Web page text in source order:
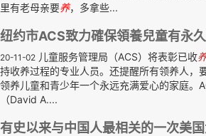
里有老母亲要养，多拿些...
纽约市ACS致力確保領養兒童有永
20-11-02 儿童服务管理局（ACS）将表彰已收
持收养过程的专业人员。还提醒所有领养人，
领养儿童和青少年一个永远充满爱心的家庭。
（David A....
有史以来与中国人最相关的一次美